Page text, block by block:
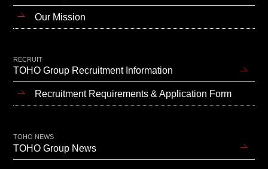
Our Mission
RECRUIT
TOHO Group Recruitment Information
Recruitment Requirements & Application Form
TOHO NEWS
TOHO Group News